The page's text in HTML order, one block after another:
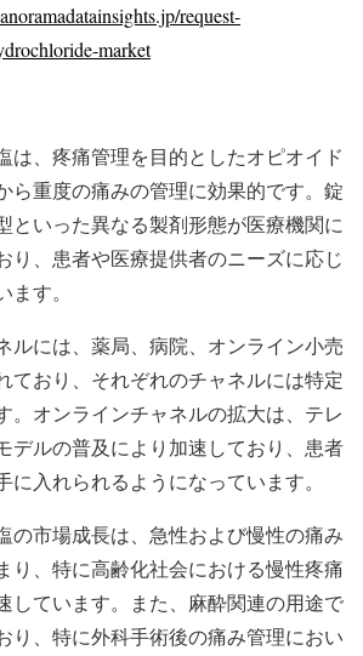
request-
market
は、疼痛管理を目的としたオピオイド
ら重度の痛みの管理に効果的です。錠
といった異なる製剤形態が医療機関に
り、患者や医療提供者のニーズに応じ
す。
ルには、薬局、病院、オンライン小売
ており、それぞれのチャネルには特定
。オンラインチャネルの拡大は、テレ
デルの普及により加速しており、患者
に入れられるようになっています。
の市場成長は、急性および慢性の痛み
り、特に高齢化社会における慢性疼痛
しています。また、麻酔関連の用途で
り、特に外科手術後の痛み管理におい